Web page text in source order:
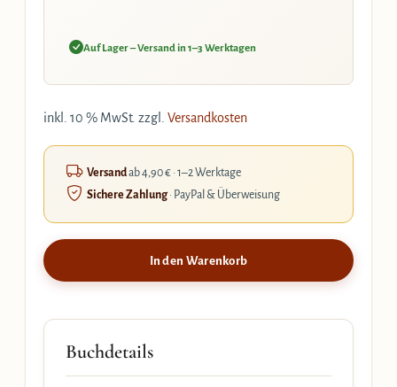
Auf Lager – Versand in 1–3 Werktagen
inkl. 10 % MwSt. zzgl. Versandkosten
Versandab 4,90 € · 1–2 Werktage
Sichere Zahlung· PayPal & Überweisung
In den Warenkorb
Buchdetails